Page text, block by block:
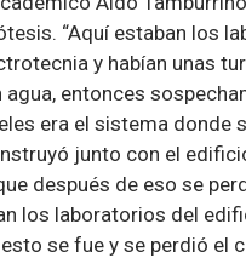
“Aquí estaban los
y habían unas
agua, entonces
era el sistema donde
junto con el
después de eso se
los laboratorios del
se fue y se perdió el